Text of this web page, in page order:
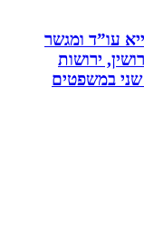
ומגשר
ירושות
במשפטים